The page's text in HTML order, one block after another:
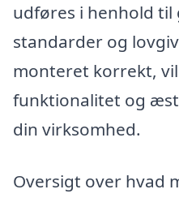
udføres i henhold
standarder og
monteret korrekt,
funktionalitet og
din virksomhed.
Oversigt over hvad